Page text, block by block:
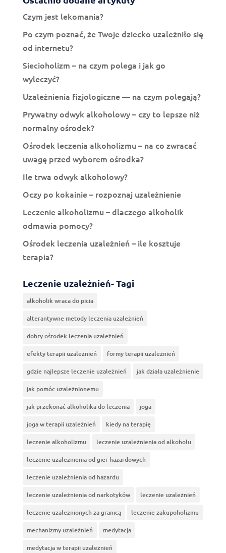
Czym jest lekomania?
Po czym poznać, że Twoje dziecko uzależniło się
od internetu?
Siecioholizm – na czym polega i jak go
wyleczyć?
Uzależnienia fizjologiczne — na czym polegają?
Prywatny odwyk alkoholowy – czy to lepsze niż
normalny ośrodek?
Ośrodek leczenia alkoholizmu – na co zwracać
uwagę przed wyborem ośrodka?
Ile trwa odwyk alkoholowy?
Oczy po kokainie – rozpoznaj uzależnienie
Leczenie alkoholizmu – dlaczego alkoholik
odmawia pomocy?
Ośrodek leczenia uzależnień – ile kosztuje
terapia?
Leczenie uzależnień- Tagi
alkoholik wraca do picia
alterantywne metody leczenia uzależnień
dobry ośrodek leczenia uzależnień
efekty terapii uzależnień formy terapii uzależnień
gdzie najlepsze leczenie uzależnień jak działa uzależnienie
jak pomóc uzależnionemu
jak przekonać alkoholika do leczenia joga
joga w terapii uzależnień kiedy na terapię
leczenie alkoholizmu leczenie uzależnienia od alkoholu
leczenie uzależnienia od gier hazardowych
leczenie uzależnienia od hazardu
leczenie uzależnienia od narkotyków leczenie uzależnień
leczenie uzależnionych za granicą leczenie zakupoholizmu
mechanizmy uzależnień medytacja
medytacja w terapii uzależnień